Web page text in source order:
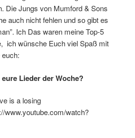
Die Jungs von Mumford & Sons
auch nicht fehlen und so gibt es
Ich Das waren meine Top-5
ich wünsche Euch viel Spaß mit
Lieder der Woche?
is a losing
www.youtube.com/watch?